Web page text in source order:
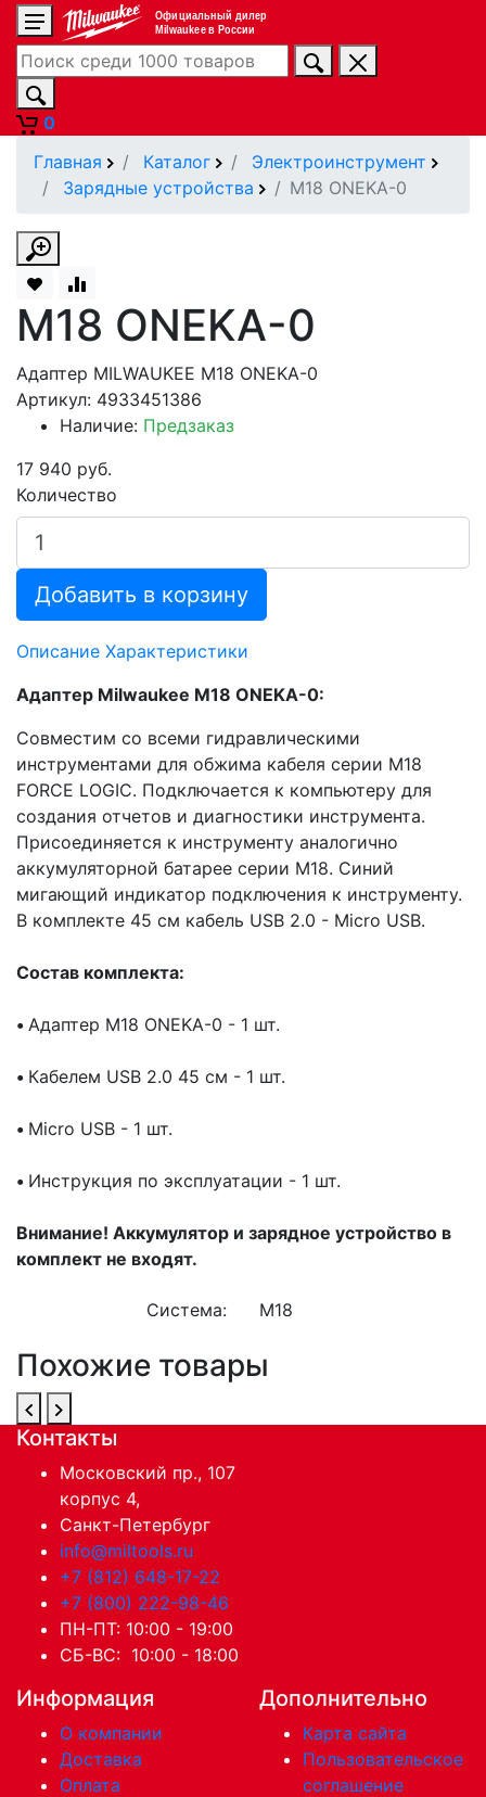
Официальный дилер
Milwaukee в России
0
Главная
Каталог
Электроинструмент
Зарядные устройства
M18 ONEKA-0
M18 ONEKA-0
Адаптер MILWAUKEE M18 ONEKA-0
Артикул: 4933451386
Наличие: Предзаказ
17 940 руб.
Количество
Добавить в корзину
Описание Характеристики
Адаптер Milwaukee M18 ONEKA-0:
Совместим со всеми гидравлическими
инструментами для обжима кабеля серии M18
FORCE LOGIC. Подключается к компьютеру для
создания отчетов и диагностики инструмента.
Присоединяется к инструменту аналогично
аккумуляторной батарее серии M18. Синий
мигающий индикатор подключения к инструменту.
В комплекте 45 см кабель USB 2.0 - Micro USB.
Состав комплекта:
• Адаптер M18 ONEKA-0 - 1 шт.
• Кабелем USB 2.0 45 см - 1 шт.
• Micro USB - 1 шт.
• Инструкция по эксплуатации - 1 шт.
Внимание! Аккумулятор и зарядное устройство в
комплект не входят.
Система: М18
Похожие товары
Контакты
Московский пр., 107
корпус 4,
Санкт-Петербург
info@miltools.ru
+7 (812) 648-17-22
+7 (800) 222-98-46
ПН-ПТ: 10:00 - 19:00
СБ-ВС: 10:00 - 18:00
Информация
О компании
Доставка
Оплата
Дополнительно
Карта сайта
Пользовательское
соглашение